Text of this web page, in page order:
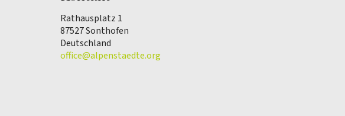
Rathausplatz 1
87527 Sonthofen
Deutschland
office@alpenstaedte.org